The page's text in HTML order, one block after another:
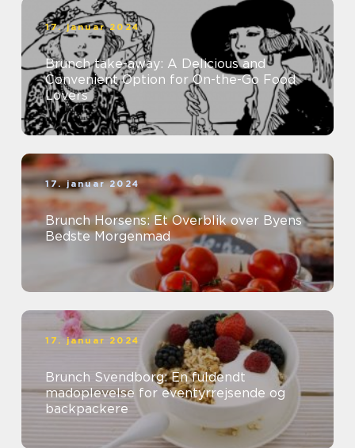
17. januar 2024
Brunch take-away: A Delicious and
Convenient Option for On-the-Go Food
Lovers
17. januar 2024
Brunch Horsens: Et Overblik over Byens
Bedste Morgenmad
17. januar 2024
Brunch Svendborg: En fuldendt
madoplevelse for eventyrrejsende og
backpackere